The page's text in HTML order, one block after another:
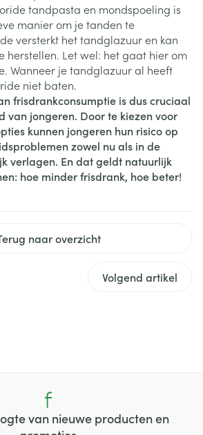
tandpasta en mondspoeling is
manier om je tanden te
versterkt het tandglazuur en kan
herstellen. Let wel: het gaat hier om
Wanneer je tandglazuur al heeft
niet baten.
frisdrankconsumptie is dus cruciaal
van jongeren. Door te kiezen voor
kunnen jongeren hun risico op
zowel nu als in de
verlagen. En dat geldt natuurlijk
hoe minder frisdrank, hoe beter!
naar overzicht
Volgend artikel
van nieuwe producten en